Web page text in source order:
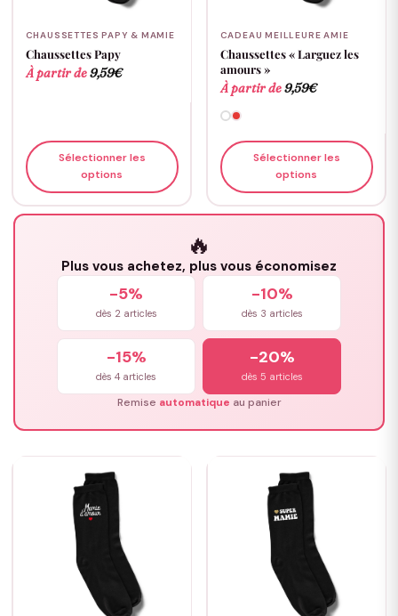
CHAUSSETTES PAPY & MAMIE
Chaussettes Papy
À partir de9,59€
Sélectionner les
options
CADEAU MEILLEURE AMIE
Chaussettes « Larguez les
amours »
À partir de9,59€
Sélectionner les
options
🔥
Plus vous achetez, plus vous économisez
-5%
dès 2 articles
-10%
dès 3 articles
-15%
dès 4 articles
-20%
dès 5 articles
Remise automatique au panier